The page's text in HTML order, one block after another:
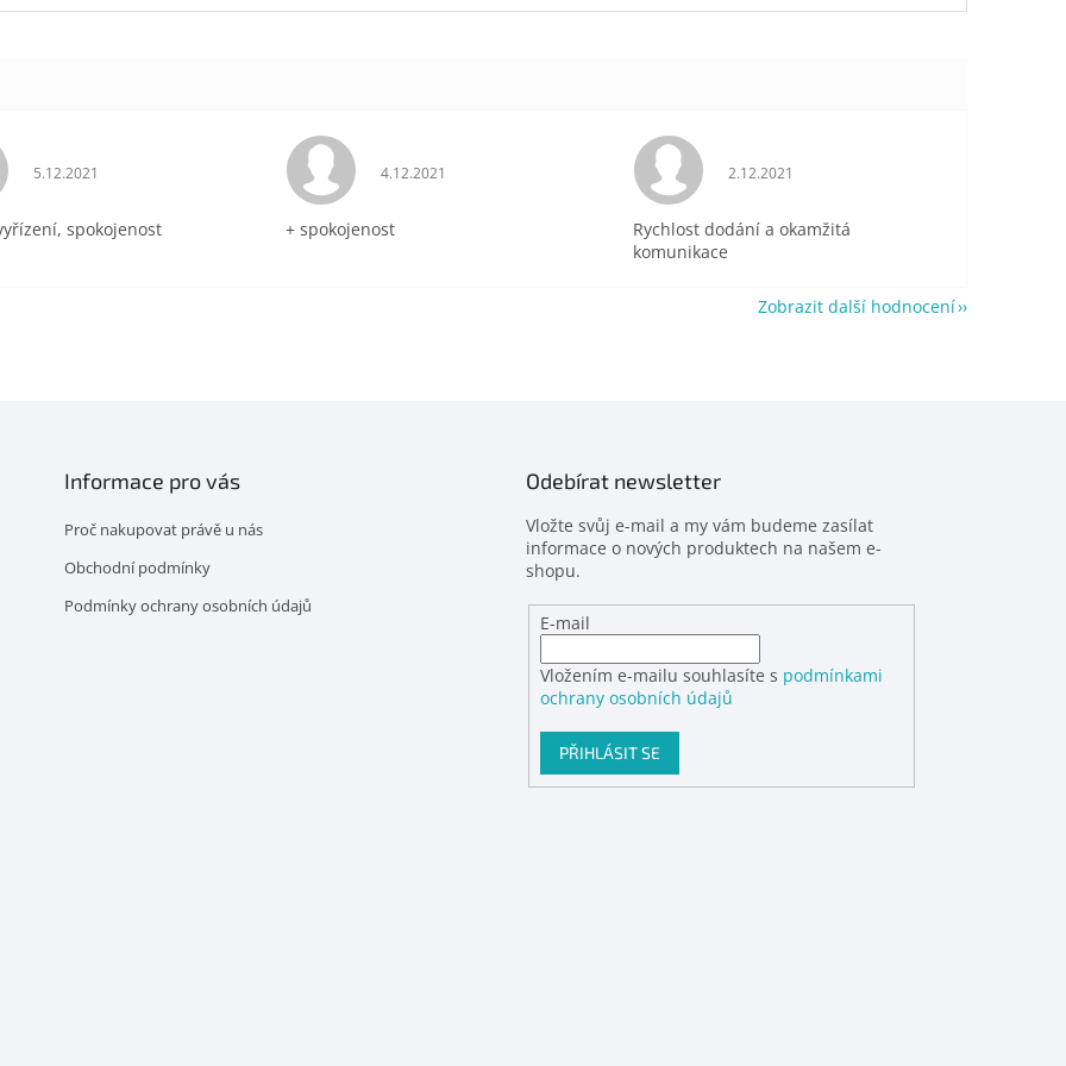
Hodnocení obchodu je 5 z 5 hvězdiček.
5.12.2021
spokojenost
Hodnocení obchodu je 5 z 5 hvězdiček.
4.12.2021
+ spokojenost
Hodnocení obchodu je 5 z 5 hvězdiček.
2.12.2021
Rychlost dodání a okamžitá
komunikace
Zobrazit další hodnocení
Informace pro vás
Proč nakupovat právě u nás
Obchodní podmínky
Podmínky ochrany osobních údajů
Odebírat newsletter
Vložte svůj e-mail a my vám budeme zasílat
informace o nových produktech na našem e-
shopu.
E-mail
Vložením e-mailu souhlasíte s podmínkami
ochrany osobních údajů
PŘIHLÁSIT SE